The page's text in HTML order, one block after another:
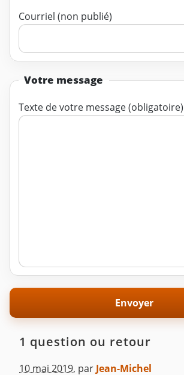
Courriel (non publié)
Votre message
Texte de votre message (obligatoire)
1 question ou retour
10 mai 2019, par Jean-Michel